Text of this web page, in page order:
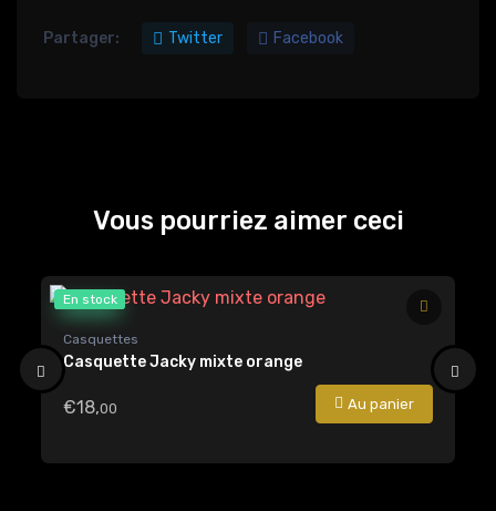
Partager: Twitter Facebook
Vous pourriez aimer ceci
En stock
Casquettes
Casquette Jacky mixte orange
€18,00 Au panier